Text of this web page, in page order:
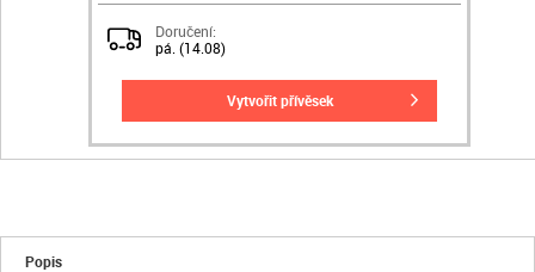
Doručení:
pá. (14.08)
vytvořit přívěsek
Popis